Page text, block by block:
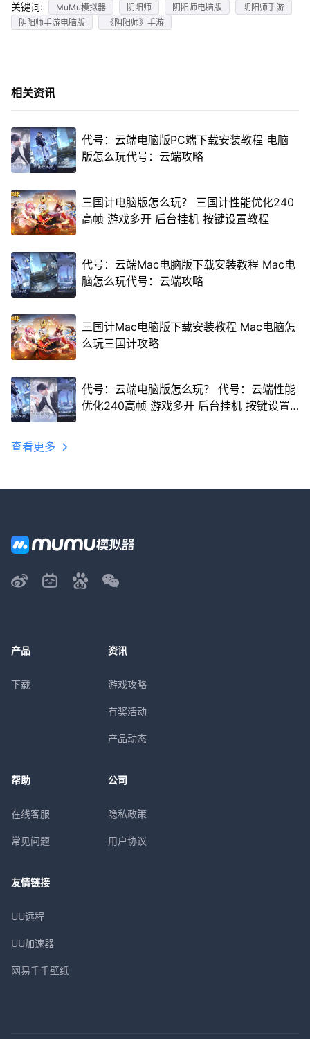
关键词: MuMu模拟器 阴阳师 阴阳师电脑版
阴阳师手游
阴阳师手游电脑版
《阴阳师》手游
相关资讯
代号：云端电脑版PC端下载安装教程 电脑
版怎么玩代号：云端攻略
三国计电脑版怎么玩？ 三国计性能优化240
高帧 游戏多开 后台挂机 按键设置教程
代号：云端Mac电脑版下载安装教程 Mac电
脑怎么玩代号：云端攻略
三国计Mac电脑版下载安装教程 Mac电脑怎
么玩三国计攻略
代号：云端电脑版怎么玩？ 代号：云端性能
优化240高帧 游戏多开 后台挂机 按键设置
查看更多
产品
下载
资讯
游戏攻略
有奖活动
产品动态
帮助
在线客服
常见问题
公司
隐私政策
用户协议
友情链接
UU远程
UU加速器
网易千千壁纸